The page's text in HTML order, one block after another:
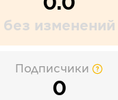
0.0
без изменений
Подписчики
0